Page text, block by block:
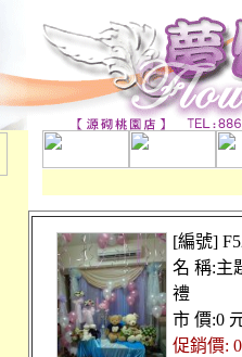
[編號]
名 稱:主
禮
市 價:0
促銷價: